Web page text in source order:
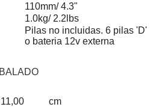
110mm/ 4.3"
1.0kg/ 2.2lbs
Pilas no incluidas. 6 pilas 'D'
o bateria 12v externa
11,00 cm